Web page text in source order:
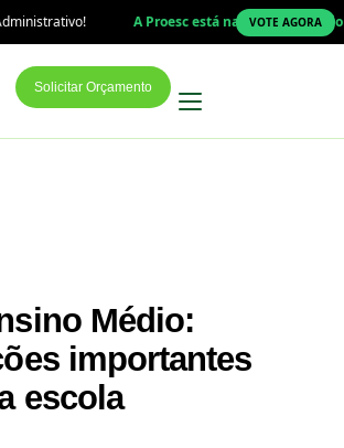
A Proesc está na final do Prêmio Top Educação
VOTE AGORA
Solicitar Orçamento
Médio:
importantes
escola